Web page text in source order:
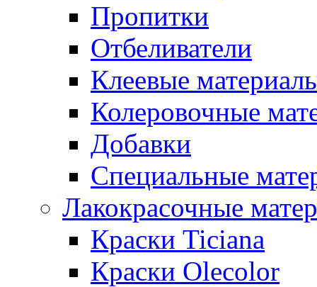
Пропитки
Отбеливатели
Клеевые
Колеровочные
Добавки
Специальные
Лакокрасочные
Краски Ticiana
Краски Olecolor